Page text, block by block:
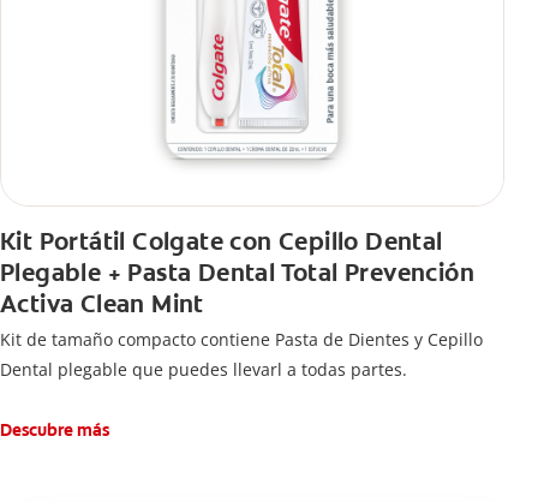
Kit Portátil Colgate con Cepillo Dental
Plegable + Pasta Dental Total Prevención
Activa Clean Mint
Kit de tamaño compacto contiene Pasta de Dientes y Cepillo
Dental plegable que puedes llevarl a todas partes.
Descubre más